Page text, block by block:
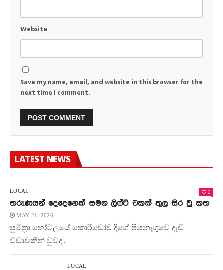
Website
Save my name, email, and website in this browser for the
next time I comment.
LATEST NEWS
LOCAL 0
තරුණයන් දෙදෙනෙක් සමග ලිෆ්ට් එකක් තුල සිර වූ කත
MAY 21, 2026
සුමිත්‍රා හෝටලයේ කොරිඩෝව දිගේ පියනැගුවේ දැඩි
විඩාවකින් වුවද...
LOCAL